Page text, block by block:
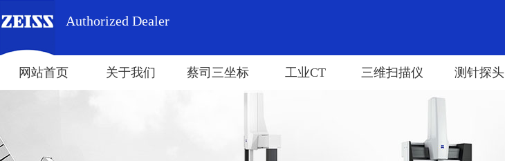
Authorized Dealer
网站首页 关于我们 蔡司三坐标 工业CT 三维扫描仪 测针探头